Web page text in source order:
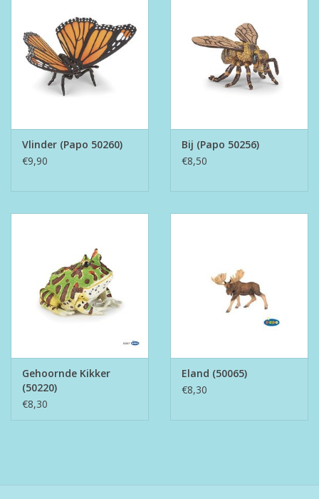
Vlinder (Papo 50260)
€9,90
Bij (Papo 50256)
€8,50
Gehoornde Kikker
(50220)
€8,30
Eland (50065)
€8,30